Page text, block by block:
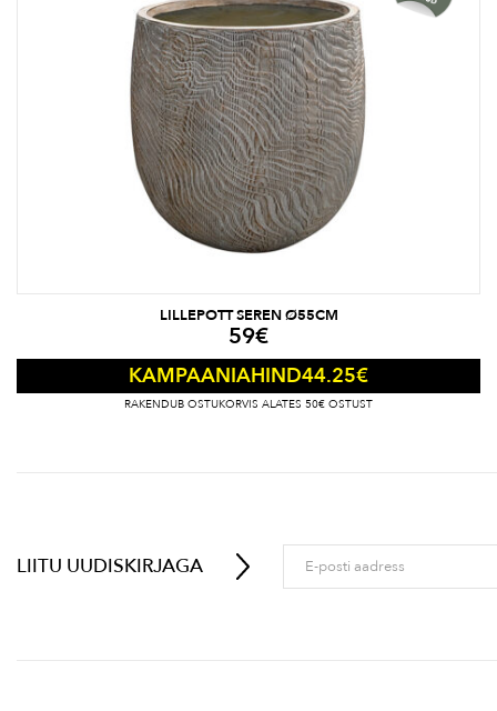
LILLEPOTT SEREN Ø55CM
59€
KAMPAANIAHIND44.25€
RAKENDUB OSTUKORVIS ALATES 50€ OSTUST
LIITU UUDISKIRJAGA